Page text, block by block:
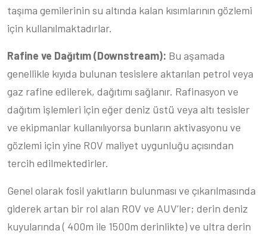
taşıma gemilerinin su altında kalan kısımlarının gözlemi
için kullanılmaktadırlar.
Rafine ve Dağıtım (Downstream): Bu aşamada
genellikle kıyıda bulunan tesislere aktarılan petrol veya
gaz rafine edilerek, dağıtımı sağlanır. Rafinasyon ve
dağıtım işlemleri için eğer deniz üstü veya altı tesisler
ve ekipmanlar kullanılıyorsa bunların aktivasyonu ve
gözlemi için yine ROV maliyet uygunluğu açısından
tercih edilmektedirler.
Genel olarak fosil yakıtların bulunması ve çıkarılmasında
giderek artan bir rol alan ROV ve AUV’ler; derin deniz
kuyularında ( 400m ile 1500m derinlikte) ve ultra derin